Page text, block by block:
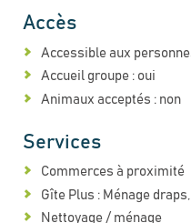
Accès
Accessible aux
Accueil groupe : oui
Animaux acceptés : non
Services
Commerces à proximité
Gîte Plus : Ménage
Nettoyage / ménage